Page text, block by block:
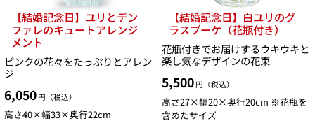
【結婚記念日】ユリとデン
ファレのキュートアレンジ
メント
ピンクの花々をたっぷりとアレン
ジ
6,050 円（税込）
高さ40×幅33×奥行22cm
【結婚記念日】白ユリのグ
ラスブーケ（花瓶付き）
花瓶付きでお届けするウキウキと
楽し気なデザインの花束
5,500 円（税込）
高さ27×幅20×奥行20cm ※花瓶を
含めたサイズ